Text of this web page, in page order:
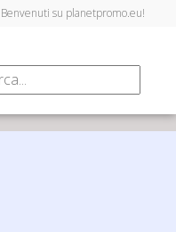
Benvenuti su planetpromo.eu!